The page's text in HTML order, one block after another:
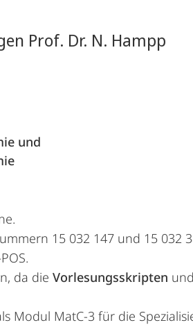
Prof. Dr. N. Hampp
und
15 032 147 und 15 032
da die Vorlesungsskripten
Modul MatC-3 für die